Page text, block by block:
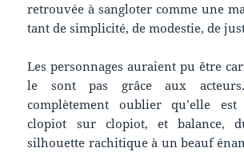
retrouvée à sangloter comme une
tant de simplicité, de modestie, de
Les personnages auraient pu être
le sont pas grâce aux
complètement oublier qu’elle
clopiot sur clopiot, et balance,
silhouette rachitique à un beauf